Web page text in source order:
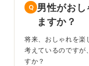
男性がおし
ますか？
将来、おしゃれを楽
考えているのですが
すか？